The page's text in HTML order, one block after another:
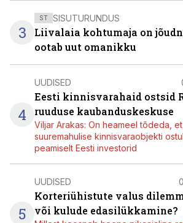
3
ST SISUTURUNDUS
Liivalaia kohtumaja on
ootab uut omanikku
4
UUDISED
Eesti kinnisvarahaid ostsid
ruuduse kaubanduskeskuse
Viljar Arakas: On heameel tõdeda,
suuremahulise kinnisvaraobjekti
peamiselt Eesti investorid
5
UUDISED
Korteriühistute valus
või kulude edasilükkamine?